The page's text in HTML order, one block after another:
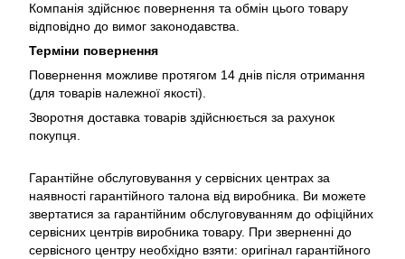
Компанія здійснює повернення та обмін цього товару
відповідно до вимог законодавства.
Терміни повернення
Повернення можливе протягом 14 днів після отримання
(для товарів належної якості).
Зворотня доставка товарів здійснюється за рахунок
покупця.
Гарантійне обслуговування у сервісних центрах за
наявності гарантійного талона від виробника. Ви можете
звертатися за гарантійним обслуговуванням до офіційних
сервісних центрів виробника товару. При зверненні до
сервісного центру необхідно взяти: оригінал гарантійного